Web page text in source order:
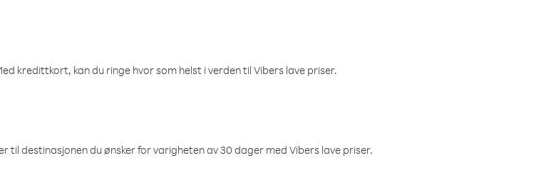
kredittkort, kan du ringe hvor som helst i verden til Vibers lave priser.
destinasjonen du ønsker for varigheten av 30 dager med Vibers lave priser.